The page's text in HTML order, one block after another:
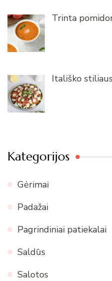
Trinta
Itališko
Kategorijos
Gėrimai
Padažai
Pagrindiniai patiekalai
Saldūs
Salotos